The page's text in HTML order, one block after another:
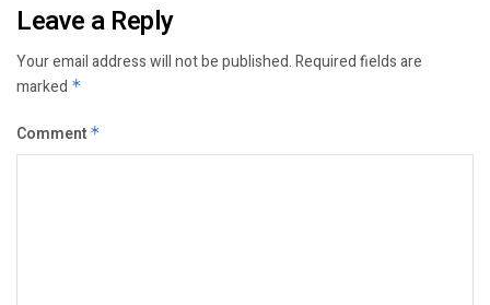
Leave a Reply
Your email address will not be published.Required fields are
marked *
Comment *